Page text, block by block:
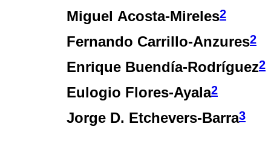
Miguel Acosta-Mireles2
Fernando Carrillo-Anzures2
Enrique Buendía-Rodríguez2
Eulogio Flores-Ayala2
Jorge D. Etchevers-Barra3